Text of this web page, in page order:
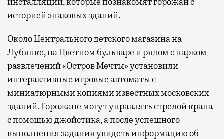
историей знаковых зданий.
Около Центрального детского магазина на
Лубянке, на Цветном бульваре и рядом с парком
развлечений «Остров Мечты» установили
интерактивные игровые автоматы с
миниатюрными копиями известных московских
зданий. Горожане могут управлять стрелой крана
с помощью джойстика, а после успешного
выполнения задания увидеть информацию об